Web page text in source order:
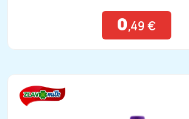
0,49 €